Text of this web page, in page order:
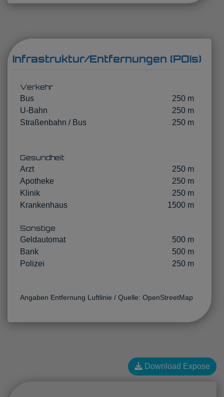
Infrastruktur/Entfernungen (POIs)
Verkehr
Bus
250 m
U-Bahn
250 m
Straßenbahn / Bus
250 m
Gesundheit
Arzt
250 m
Apotheke
250 m
Klinik
250 m
Krankenhaus
1500 m
Sonstige
Geldautomat
500 m
Bank
500 m
Polizei
250 m
Angaben Entfernung Luftlinie / Quelle: OpenStreetMap
Download Expose